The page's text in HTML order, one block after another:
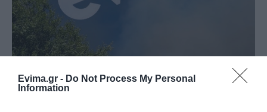
Evima.gr - Do Not Process My Personal
Information